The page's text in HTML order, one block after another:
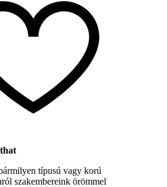
típusú vagy korú
szakembereink örömmel